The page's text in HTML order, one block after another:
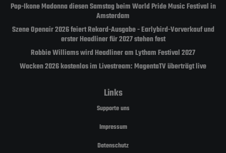
Pop-Ikone Madonna diesen Samstag beim World Pride Music Festival in
Amsterdam
Szene Openair 2026 feiert Rekord-Ausgabe - Earlybird-Vorverkauf und
erster Headliner für 2027 stehen fest
Robbie Williams wird Headliner am Lytham Festival 2027
Wacken 2026 kostenlos im Livestream: MagentaTV überträgt live
Links
Supporte uns
Impressum
Datenschutz